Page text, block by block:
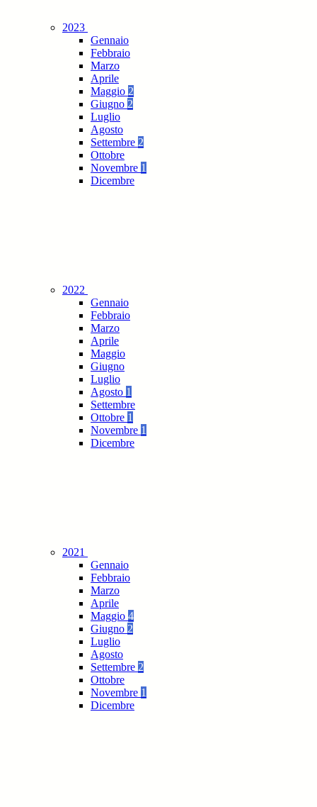
2023
Gennaio
Febbraio
Marzo
Aprile
Maggio 2
Giugno 2
Luglio
Agosto
Settembre 2
Ottobre
Novembre 1
Dicembre
2022
Gennaio
Febbraio
Marzo
Aprile
Maggio
Giugno
Luglio
Agosto 1
Settembre
Ottobre 1
Novembre 1
Dicembre
2021
Gennaio
Febbraio
Marzo
Aprile
Maggio 4
Giugno 2
Luglio
Agosto
Settembre 2
Ottobre
Novembre 1
Dicembre